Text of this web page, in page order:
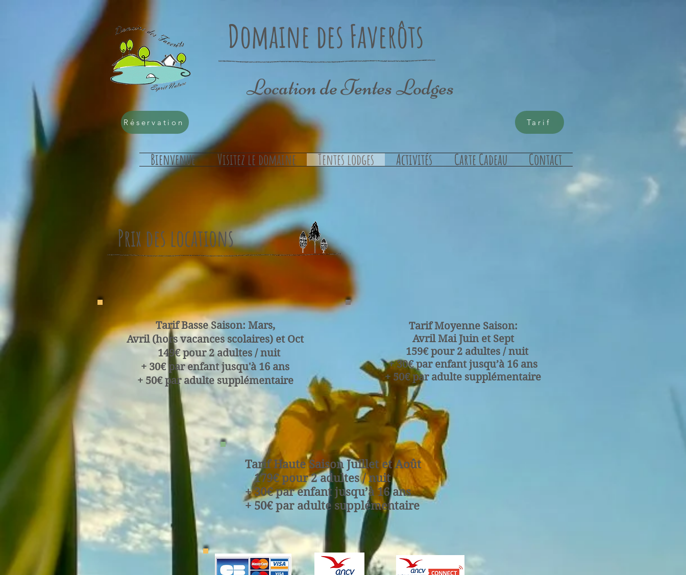
Domaine des Faverôts
Location de Tentes Lodges
4 Lodges 4 Jacuzzis 4 ha de bois 4 ha d'eau
Réservation Tarif
Bienvenue Visitez le domaine Tentes lodges Activités Carte Cadeau Contact
Prix des locations
Tarif Basse Saison: Mars,
Avril (hors vacances scolaires) et Oct
149€ pour 2 adultes / nuit
+ 30€ par enfant jusqu'à 16 ans
+ 50€ par adulte supplémentaire
Tarif Moyenne Saison:
Avril Mai Juin et Sept
159€ pour 2 adultes / nuit
+ 30€ par enfant jusqu’à 16 ans
+ 50€ par adulte supplémentaire
Tarif Haute Saison Juillet et Août
179€ pour 2 adultes / nuit
+ 30€ par enfant jusqu’à 16 ans
+ 50€ par adulte supplémentaire